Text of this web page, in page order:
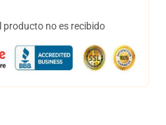
producto no es recibido